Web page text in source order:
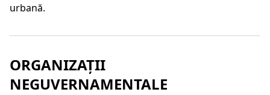
urbană.
ORGANIZAȚII
NEGUVERNAMENTALE